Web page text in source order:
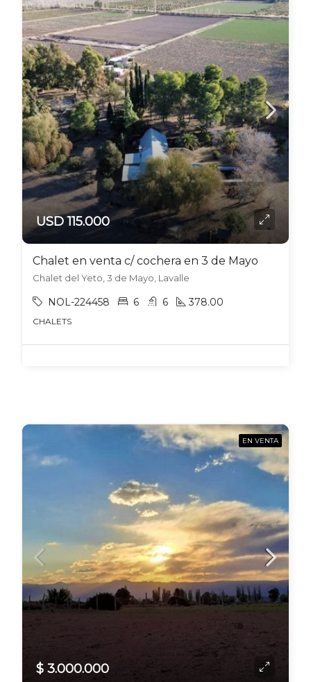
USD 115.000
Chalet en venta c/ cochera en 3 de Mayo
Chalet del Yeto, 3 de Mayo, Lavalle
NOL-224458 6 6 378.00
CHALETS
EN VENTA
$ 3.000.000